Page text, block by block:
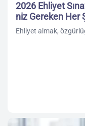
2026 Ehliyet
niz Gereken Her
Ehliyet almak,